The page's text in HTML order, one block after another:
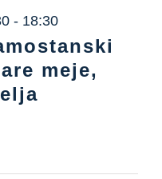
- 18:30
meje,